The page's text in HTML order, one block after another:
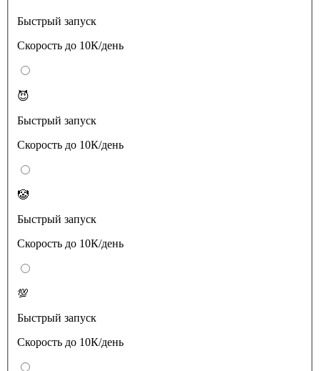
Быстрый запуск
Скорость до 10К/день
😈
Быстрый запуск
Скорость до 10К/день
🤡
Быстрый запуск
Скорость до 10К/день
💯
Быстрый запуск
Скорость до 10К/день